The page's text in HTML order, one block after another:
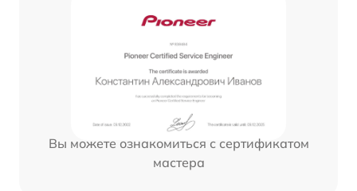
Вы можете ознакомиться с сертификатом
мастера